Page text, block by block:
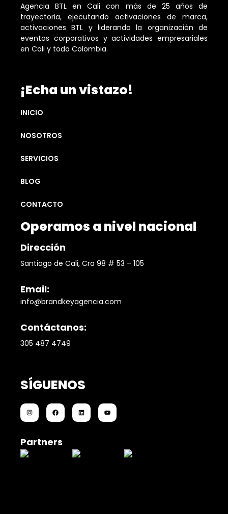
Agencia BTL en Cali con más de 25 años de
trayectoria, ejecutando activaciones de marca,
activaciones BTL y liderando la organización de
eventos corporativos y actividades empresariales
en Cali y toda Colombia.
¡Echa un vistazo!
INICIO
NOSOTROS
SERVICIOS
BLOG
CONTACTO
Operamos a nivel nacional
Dirección
Santiago de Cali, Cra 98 # 53 – 105
Email:
info@brandkeyagencia.com
Contáctanos:
305 487 4749
SÍGUENOS
Partners